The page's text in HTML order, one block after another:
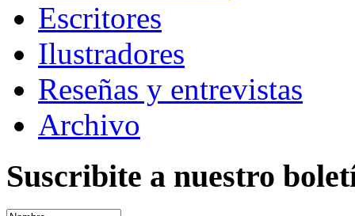
Escritores
Ilustradores
Reseñas y entrevistas
Archivo
Suscribite a nuestro